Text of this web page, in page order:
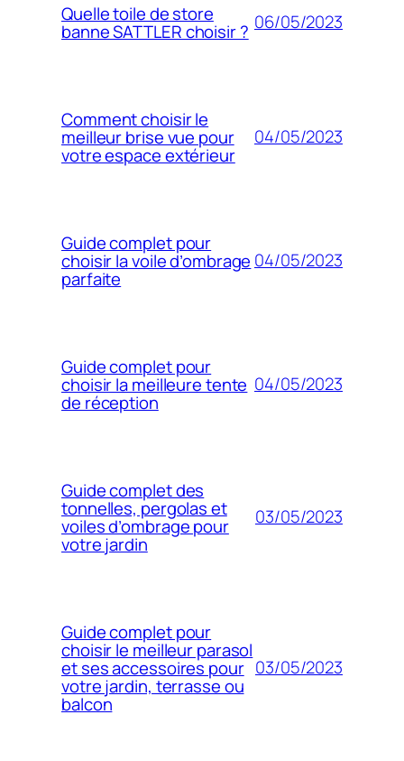
Quelle toile de store
banne SATTLER choisir ? 06/05/2023
Comment choisir le
meilleur brise vue pour
votre espace extérieur
04/05/2023
Guide complet pour
choisir la voile d’ombrage
parfaite
04/05/2023
Guide complet pour
choisir la meilleure tente
de réception
04/05/2023
Guide complet des
tonnelles, pergolas et
voiles d’ombrage pour
votre jardin
03/05/2023
Guide complet pour
choisir le meilleur parasol
et ses accessoires pour
votre jardin, terrasse ou
balcon
03/05/2023